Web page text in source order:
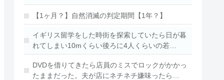
【1ヶ月？】自然消滅の判定期間【1年？】
イギリス留学をした時街を探索していたら日が暮
れてしまい10mくらい後ろに4人くらいの若…
DVDを借りてきたら店員のミスでロックがかかっ
たままだった。夫が店にネチネチ嫌味ったら…